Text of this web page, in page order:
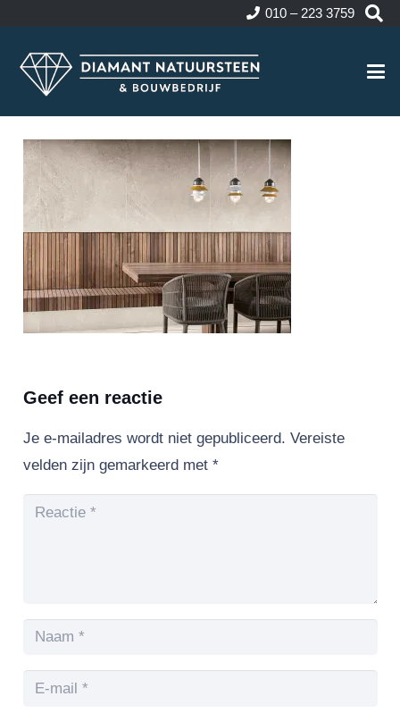
010 – 223 3759
Geef een reactie
Je e-mailadres wordt niet gepubliceerd. Vereiste
velden zijn gemarkeerd met *